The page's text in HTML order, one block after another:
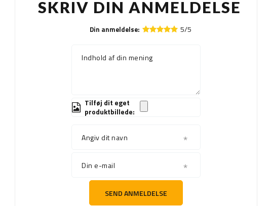
SKRIV DIN ANMELDELSE
Din anmeldelse: 5/5
Indhold af din mening
Tilføj dit eget
produktbillede:
Angiv dit navn
Din e-mail
SEND ANMELDELSE